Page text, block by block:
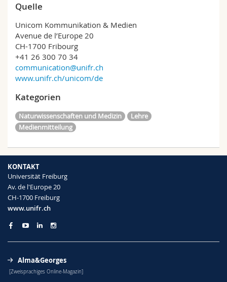
Quelle
Unicom Kommunikation & Medien
Avenue de l’Europe 20
CH-1700 Fribourg
+41 26 300 70 34
communication@unifr.ch
www.unifr.ch/unicom/de
Kategorien
Naturwissenschaften und Medizin
Lehre
Medienmitteilung
KONTAKT
Universität Freiburg
Av. de l'Europe 20
CH-1700 Freiburg
www.unifr.ch
Alma&Georges
[Zweisprachiges Online-Magazin]